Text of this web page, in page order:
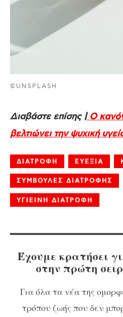
©UNSPLASH
Διαβάστε επίσης |Ο
βελτιώνει την ψυχική
ΔΙΑΤΡΟΦΗ ΕΥΕΞΙΑ
ΣΥΜΒΟΥΛΕΣ ΔΙΑΤΡΟΦΗΣ
ΥΓΙΕΙΝΗ ΔΙΑΤΡΟΦΗ
Έχουμε κρατήσει
στην πρώτη
Για όλα τα νέα της
τρόπου ζωής που δεν